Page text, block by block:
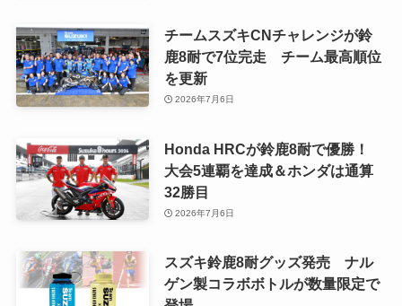
チームスズキCNチャレンジが鈴
鹿8耐で7位完走 チーム最高順位
を更新
2026年7月6日
Honda HRCが鈴鹿8耐で優勝！
大会5連覇を達成＆ホンダは通算
32勝目
2026年7月6日
スズキ鈴鹿8耐グッズ発売 ナル
ゲン製コラボボトルが数量限定で